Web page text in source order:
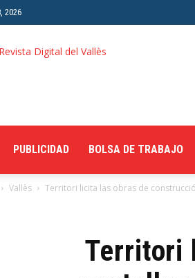
2026
Revista
PUBLICIDAD BOLSA DE TRABAJO
Vallès Territori licita las obras de
Territori